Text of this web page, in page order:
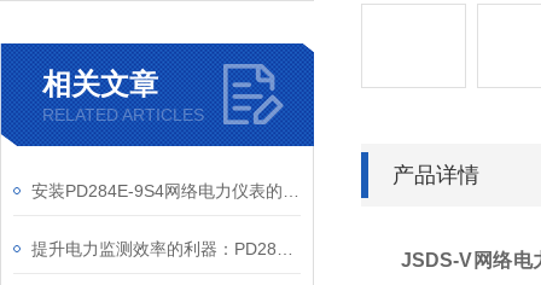
相关文章
RELATED ARTICLES
产品详情
JSDS-V 网络电